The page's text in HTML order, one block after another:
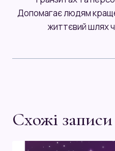
Допомагає людям
життєвий шлях
Схожі записи